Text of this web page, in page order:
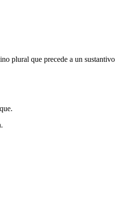
plural que precede a un sustantivo